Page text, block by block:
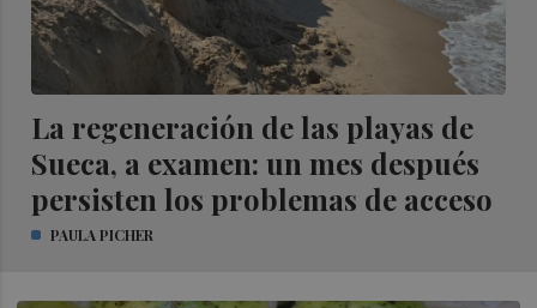
La regeneración de las playas de
Sueca, a examen: un mes después
persisten los problemas de acceso
PAULA PICHER